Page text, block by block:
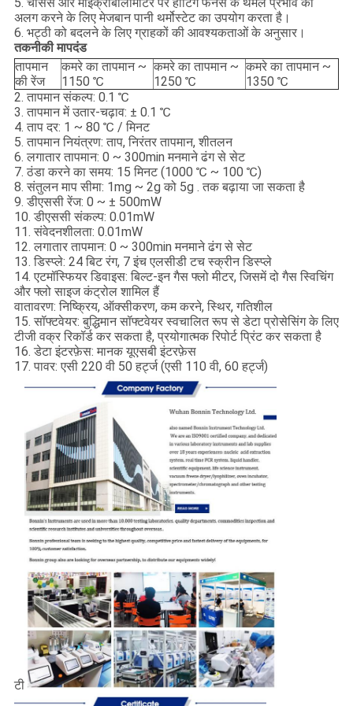
5. चेसिस और माइक्रोबोलोमीटर पर हीटिंग फर्नेस के थर्मल प्रभाव को
अलग करने के लिए मेजबान पानी थर्मोस्टेट का उपयोग करता है।
6. भट्ठी को बदलने के लिए ग्राहकों की आवश्यकताओं के अनुसार।
तकनीकी मापदंड
तापमान
की रेंज
कमरे का तापमान ~
1150 ℃
कमरे का तापमान ~
1250 ℃
कमरे का तापमान ~
1350 ℃
2. तापमान संकल्प: 0.1 ℃
3. तापमान में उतार-चढ़ाव: ± 0.1 ℃
4. ताप दर: 1 ~ 80 ℃ / मिनट
5. तापमान नियंत्रण: ताप, निरंतर तापमान, शीतलन
6. लगातार तापमान: 0 ~ 300min मनमाने ढंग से सेट
7. ठंडा करने का समय: 15 मिनट (1000 ℃ ~ 100 ℃)
8. संतुलन माप सीमा: 1mg ~ 2g को 5g . तक बढ़ाया जा सकता है
9. डीएससी रेंज: 0 ~ ± 500mW
10. डीएससी संकल्प: 0.01mW
11. संवेदनशीलता: 0.01mW
12. लगातार तापमान: 0 ~ 300min मनमाने ढंग से सेट
13. डिस्प्ले: 24 बिट रंग, 7 इंच एलसीडी टच स्क्रीन डिस्प्ले
14. एटमॉस्फियर डिवाइस: बिल्ट-इन गैस फ्लो मीटर, जिसमें दो गैस स्विचिंग
और फ्लो साइज कंट्रोल शामिल हैं
वातावरण: निष्क्रिय, ऑक्सीकरण, कम करने, स्थिर, गतिशील
15. सॉफ्टवेयर: बुद्धिमान सॉफ्टवेयर स्वचालित रूप से डेटा प्रोसेसिंग के लिए
टीजी वक्र रिकॉर्ड कर सकता है, प्रयोगात्मक रिपोर्ट प्रिंट कर सकता है
16. डेटा इंटरफ़ेस: मानक यूएसबी इंटरफ़ेस
17. पावर: एसी 220 वी 50 हर्ट्ज (एसी 110 वी, 60 हर्ट्ज)
टी